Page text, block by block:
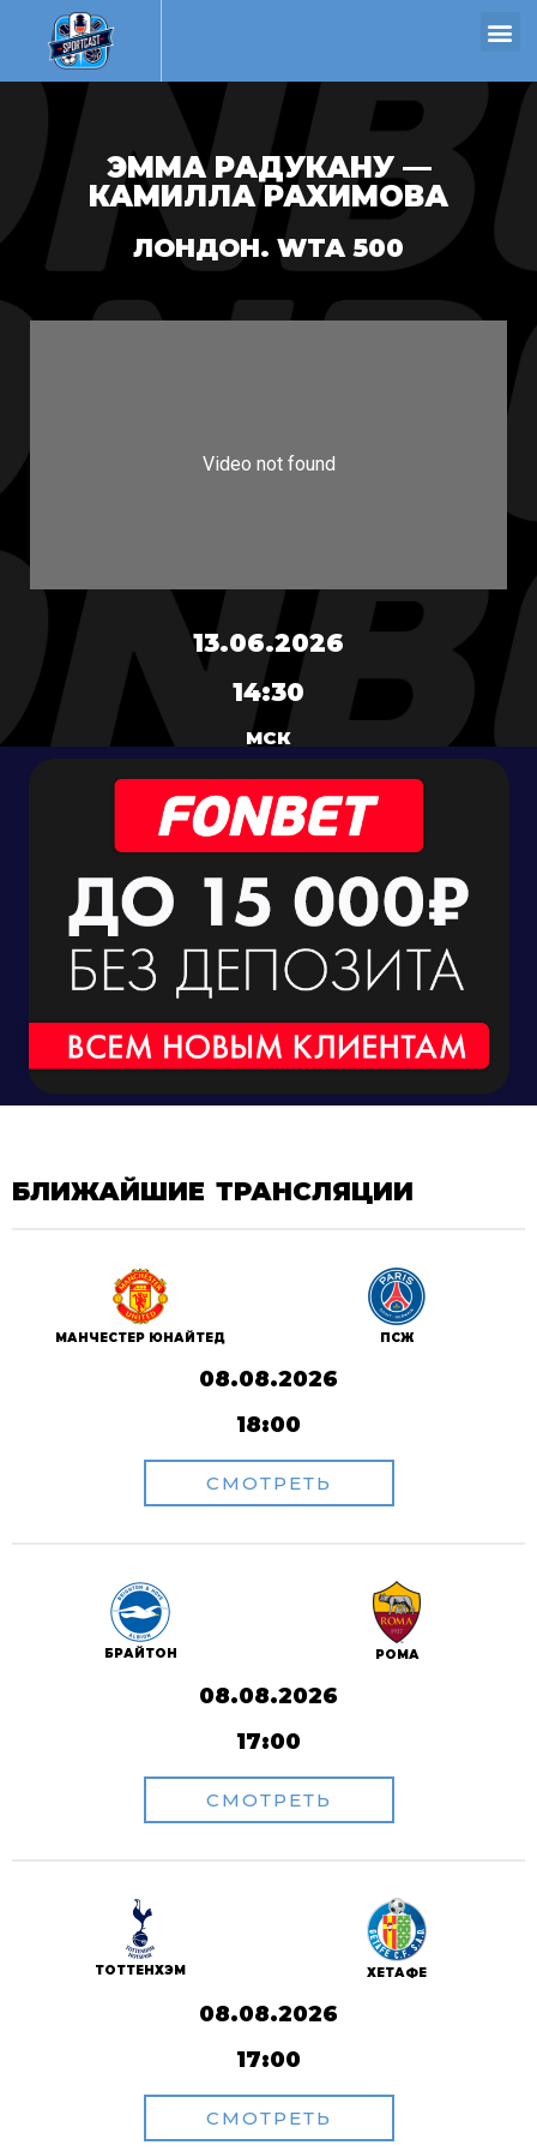
ЭММА РАДУКАНУ —
КАМИЛЛА РАХИМОВА
ЛОНДОН. WTA 500
13.06.2026
14:30
МСК
БЛИЖАЙШИЕ ТРАНСЛЯЦИИ
МАНЧЕСТЕР ЮНАЙТЕД ПСЖ
08.08.2026
18:00
СМОТРЕТЬ
БРАЙТОН РОМА
08.08.2026
17:00
СМОТРЕТЬ
ТОТТЕНХЭМ ХЕТАФЕ
08.08.2026
17:00
СМОТРЕТЬ